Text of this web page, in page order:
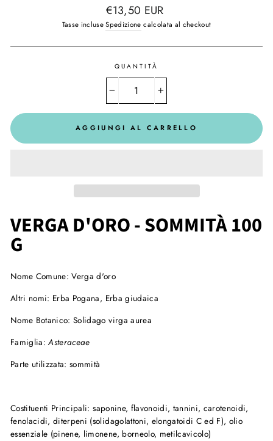
Prezzo
regolare
€13,50 EUR
Tasse incluseSpedizione calcolata al checkout
QUANTITÀ
AGGIUNGI AL CARRELLO
VERGA D'ORO - SOMMITÀ 100
G
Nome Comune: Verga d'oro
Altri nomi: Erba Pogana, Erba giudaica
Nome Botanico: Solidago virga aurea
Famiglia: Asteraceae
Parte utilizzata: sommità
Costituenti Principali: saponine, flavonoidi, tannini, carotenoidi,
fenolacidi, diterpeni (solidagolattoni, elongatoidi C ed F), olio
essenziale (pinene, limonene, borneolo, metilcavicolo)